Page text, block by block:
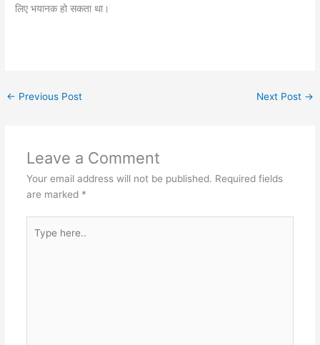
लिए भयानक हो सकता था।
← Previous Post Next Post →
Leave a Comment
Your email address will not be published. Required fields
are marked *
here..